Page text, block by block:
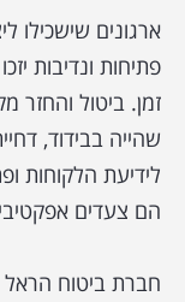
ארגונים שישכילו
פתיחות ונדיבות
זמן. ביטול והחזר
שהייה בבידוד,
לידיעת הלקוחות
הם צעדים
חברת ביטוח